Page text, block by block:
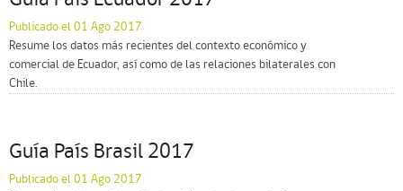
Publicado el 01 Ago 2017
Resume los datos más recientes del contexto económico y
comercial de Ecuador, así como de las relaciones bilaterales con
Chile.
Guía País Brasil 2017
Publicado el 01 Ago 2017